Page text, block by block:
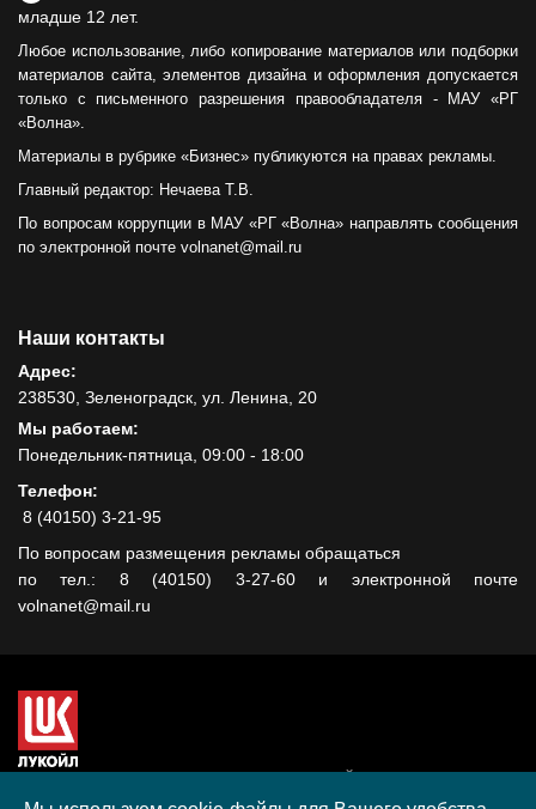
младше 12 лет.
Любое использование, либо копирование материалов или подборки
материалов сайта, элементов дизайна и оформления допускается
только с письменного разрешения правообладателя - МАУ «РГ
«Волна».
Материалы в рубрике «Бизнес» публикуются на правах рекламы.
Главный редактор: Нечаева Т.В.
По вопросам коррупции в МАУ «РГ «Волна» направлять сообщения
по электронной почте volnanet@mail.ru
Наши контакты
Адрес:
238530, Зеленоградск, ул. Ленина, 20
Мы работаем:
Понедельник-пятница, 09:00 - 18:00
Телефон:
8 (40150) 3-21-95
По вопросам размещения рекламы обращаться
по тел.: 8 (40150) 3-27-60 и электронной почте
volnanet@mail.ru
гранта, полученного в рамках XIII Конкурса социальных и